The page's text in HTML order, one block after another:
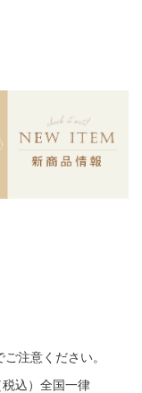
注意ください。
込）全国一律